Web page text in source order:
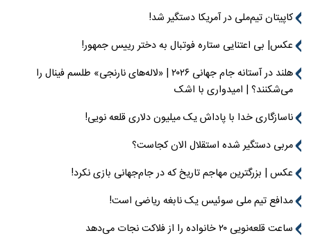
کاپیتان تیم‌ملی در آمریکا دستگیر شد!
عکس| بی اعتنایی ستاره فوتبال به دختر رییس جمهور!
هلند در آستانه جام جهانی ۲۰۲۶ | «لاله‌های نارنجی» طلسم فینال را
می‌شکنند؟ | امیدواری با اشک
ناسازگاری خدا با پاداش یک میلیون دلاری قلعه نویی!
مربی دستگیر شده استقلال الان کجاست؟
عکس | بزرگترین مهاجم تاریخ که در جام‌جهانی بازی نکرد!
مدافع تیم ملی سوئیس یک نابغه ریاضی است!
ساعت قلعه‌نویی ۲۰ خانواده را از فلاکت نجات می‌دهد